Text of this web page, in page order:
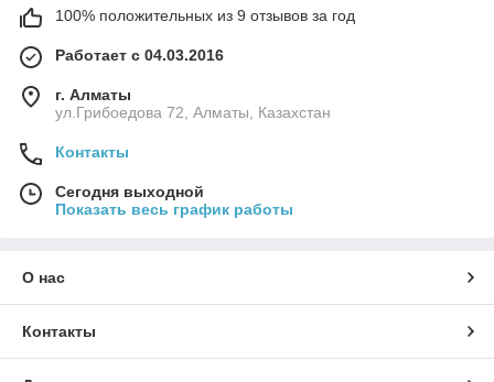
100% положительных из 9 отзывов за год
Работает с 04.03.2016
г. Алматы
ул.Грибоедова 72, Алматы, Казахстан
Контакты
Сегодня выходной
Показать весь график работы
О нас
Контакты